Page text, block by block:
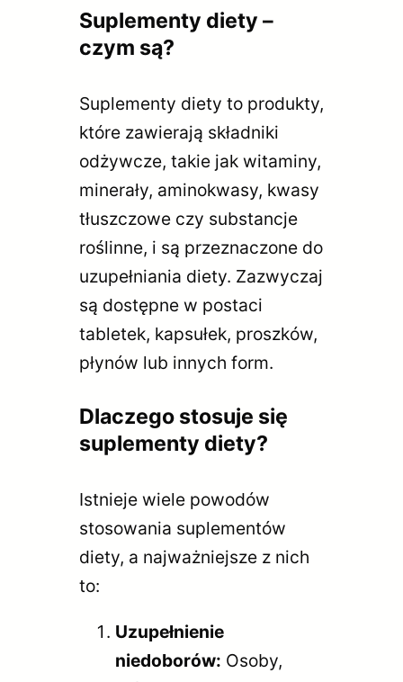
Suplementy diety –
czym są?
Suplementy diety to produkty,
które zawierają składniki
odżywcze, takie jak witaminy,
minerały, aminokwasy, kwasy
tłuszczowe czy substancje
roślinne, i są przeznaczone do
uzupełniania diety. Zazwyczaj
są dostępne w postaci
tabletek, kapsułek, proszków,
płynów lub innych form.
Dlaczego stosuje się
suplementy diety?
Istnieje wiele powodów
stosowania suplementów
diety, a najważniejsze z nich
to:
Uzupełnienie
niedoborów: Osoby,